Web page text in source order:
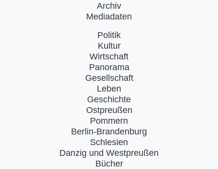
Archiv
Mediadaten
Politik
Kultur
Wirtschaft
Panorama
Gesellschaft
Leben
Geschichte
Ostpreußen
Pommern
Berlin-Brandenburg
Schlesien
Danzig und Westpreußen
Bücher